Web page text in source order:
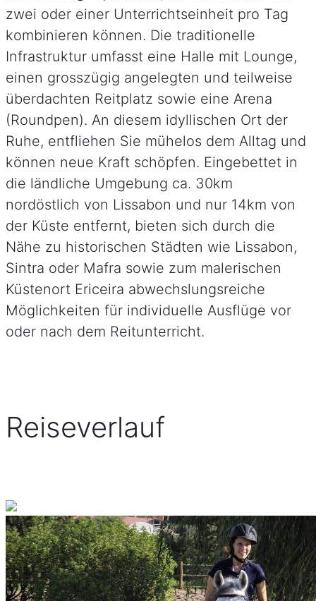
zwei oder einer Unterrichtseinheit pro Tag
kombinieren können. Die traditionelle
Infrastruktur umfasst eine Halle mit Lounge,
einen grosszügig angelegten und teilweise
überdachten Reitplatz sowie eine Arena
(Roundpen). An diesem idyllischen Ort der
Ruhe, entfliehen Sie mühelos dem Alltag und
können neue Kraft schöpfen. Eingebettet in
die ländliche Umgebung ca. 30km
nordöstlich von Lissabon und nur 14km von
der Küste entfernt, bieten sich durch die
Nähe zu historischen Städten wie Lissabon,
Sintra oder Mafra sowie zum malerischen
Küstenort Ericeira abwechslungsreiche
Möglichkeiten für individuelle Ausflüge vor
oder nach dem Reitunterricht.
Reiseverlauf